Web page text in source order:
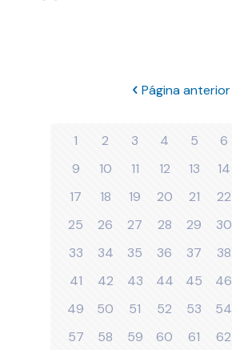
Página anterior
1 2 3 4 5 6
9
10 11 12 13 14
17
18 19 20 21 22
25
26 27 28 29 30
33
34 35 36 37 38
41
42 43 44 45 46
49
50 51 52 53 54
57
58 59 60 61 62